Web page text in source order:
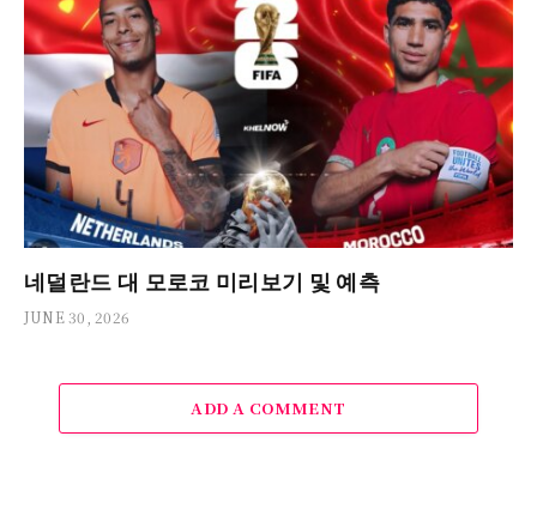
네덜란드 대 모로코 미리보기 및 예측
JUNE 30, 2026
ADD A COMMENT